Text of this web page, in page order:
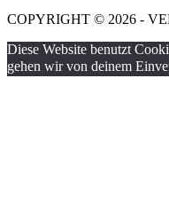
COPYRIGHT © 2026 -
Diese Website benutzt
gehen wir von deinem